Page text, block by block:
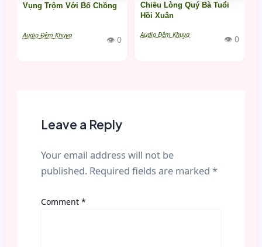
Vụng Trộm Với Bố Chồng
Audio Đêm Khuya 👁 0
Chiều Lòng Quý Bà Tuổi
Hồi Xuân
Audio Đêm Khuya 👁 0
Leave a Reply
Your email address will not be
published. Required fields are marked *
Comment *